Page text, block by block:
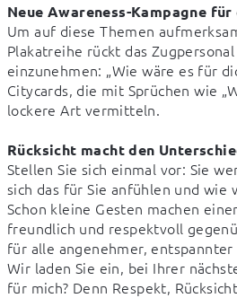
Neue Awareness-Kampagne
Um auf diese Themen
Plakatreihe rückt das
einzunehmen: „Wie wäre es für
Citycards, die mit Sprüchen wie
lockere Art vermitteln.
Rücksicht macht den
Stellen Sie sich einmal vor: Sie
sich das für Sie anfühlen und wie
Schon kleine Gesten machen
freundlich und respektvoll
für alle angenehmer,
Wir laden Sie ein, bei Ihrer
für mich? Denn Respekt,